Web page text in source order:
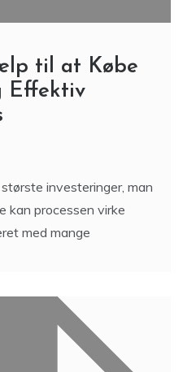
til at Købe
Effektiv
investeringer, man
kan processen virke
med mange